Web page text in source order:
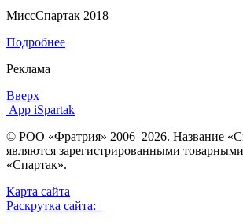
МиссСпартак 2018
Подробнее
Реклама
Вверх
App iSpartak
© РОО «Фратрия» 2006–2026. Название
являются зарегистрированными
«Спартак».
Карта сайта
Раскрутка сайта: